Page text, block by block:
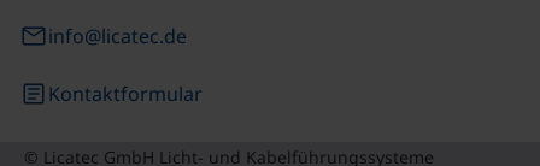
emailinfo@licatec.de
articleKontaktformular
© Licatec GmbH Licht- und Kabelführungssysteme